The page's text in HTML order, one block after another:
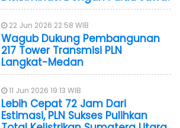
22 Jun 2026 22:58 WIB
Wagub Dukung Pembangunan
217 Tower Transmisi PLN
Langkat-Medan
11 Jun 2026 19:13 WIB
Lebih Cepat 72 Jam Dari
Estimasi, PLN Sukses Pulihkan